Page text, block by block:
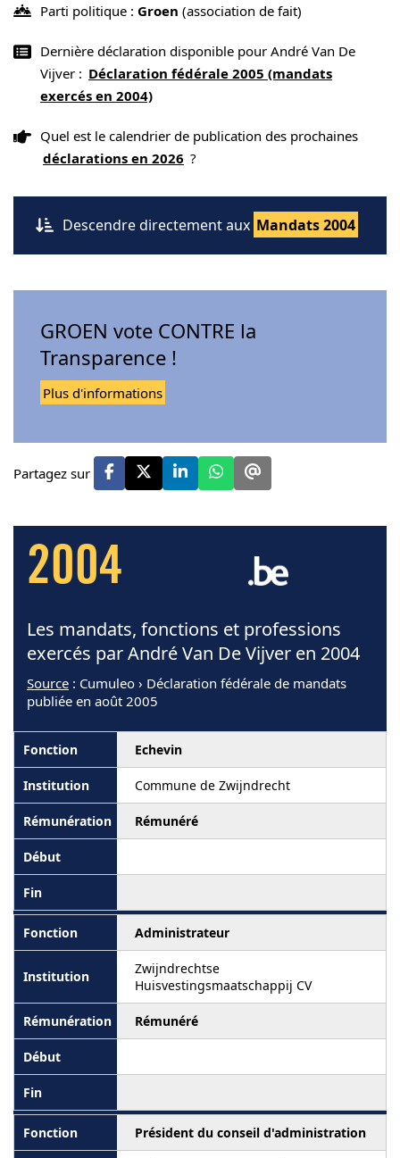
Parti politique : Groen (association de fait)
Dernière déclaration disponible pour André Van De
Vijver : Déclaration fédérale 2005 (mandats
exercés en 2004)
Quel est le calendrier de publication des prochaines
déclarations en 2026 ?
Descendre directement aux Mandats 2004
GROEN vote CONTRE la
Transparence !
Plus d'informations
Partagez sur
2004
Les mandats, fonctions et professions
exercés par André Van De Vijver en 2004
Source : Cumuleo › Déclaration fédérale de mandats
publiée en août 2005
Echevin
Commune de Zwijndrecht
Rémunéré
Administrateur
Zwijndrechtse
Huisvestingsmaatschappij CV
Rémunéré
Président du conseil d'administration